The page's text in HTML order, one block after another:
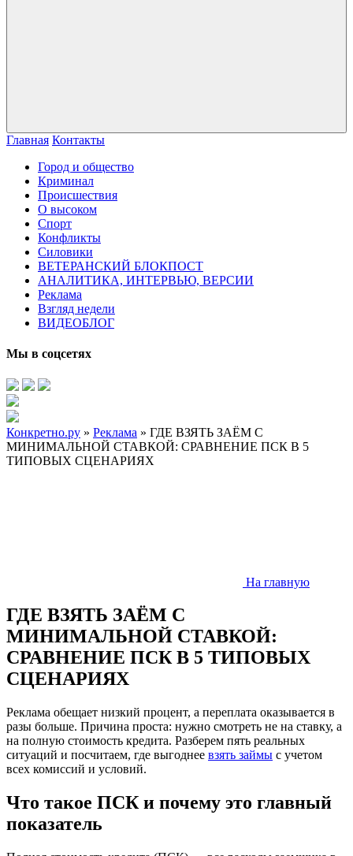
Главная Контакты
Город и общество
Криминал
Происшествия
О высоком
Спорт
Конфликты
Силовики
ВЕТЕРАНСКИЙ БЛОКПОСТ
АНАЛИТИКА, ИНТЕРВЬЮ, ВЕРСИИ
Реклама
Взгляд недели
ВИДЕОБЛОГ
Мы в соцсетях
Конкретно.ру » Реклама » ГДЕ ВЗЯТЬ ЗАЁМ С
МИНИМАЛЬНОЙ СТАВКОЙ: СРАВНЕНИЕ ПСК В 5
ТИПОВЫХ СЦЕНАРИЯХ
На главную
ГДЕ ВЗЯТЬ ЗАЁМ С
МИНИМАЛЬНОЙ СТАВКОЙ:
СРАВНЕНИЕ ПСК В 5 ТИПОВЫХ
СЦЕНАРИЯХ
Реклама обещает низкий процент, а переплата оказывается в
разы больше. Причина проста: нужно смотреть не на ставку, а
на полную стоимость кредита. Разберем пять реальных
ситуаций и посчитаем, где выгоднее взять займы с учетом
всех комиссий и условий.
Что такое ПСК и почему это главный
показатель